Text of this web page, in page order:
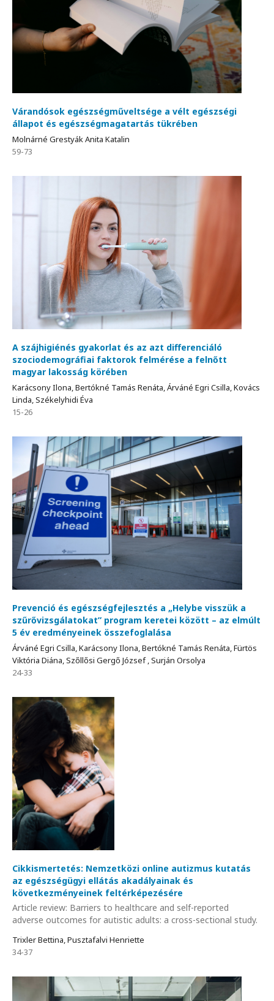
Várandósok egészségműveltsége a vélt egészségi
állapot és egészségmagatartás tükrében
Molnárné Grestyák Anita Katalin
59-73
A szájhigiénés gyakorlat és az azt differenciáló
szociodemográfiai faktorok felmérése a felnőtt
magyar lakosság körében
Karácsony Ilona, Bertókné Tamás Renáta, Árváné Egri Csilla, Kovács
Linda, Székelyhidi Éva
15-26
Prevenció és egészségfejlesztés a „Helybe visszük a
szűrővizsgálatokat” program keretei között – az elmúlt
5 év eredményeinek összefoglalása
Árváné Egri Csilla, Karácsony Ilona, Bertókné Tamás Renáta, Fürtös
Viktória Diána, Szőllősi Gergő József , Surján Orsolya
24-33
Cikkismertetés: Nemzetközi online autizmus kutatás
az egészségügyi ellátás akadályainak és
következményeinek feltérképezésére
Article review: Barriers to healthcare and self-reported
adverse outcomes for autistic adults: a cross-sectional study.
Trixler Bettina, Pusztafalvi Henriette
34-37